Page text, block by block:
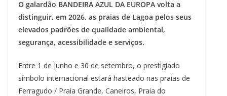
e
b
o
o
k
e
s
k
y
e
a
d
s
t
e
r
e
s
t
k
e
d
I
n
t
s
A
p
p
e
g
r
a
m
i
l
n
t
y
L
i
n
r
e
O galardão BANDEIRA AZUL DA EUROPA volta a
distinguir, em 2026, as praias de Lagoa pelos seus
elevados padrões de qualidade ambiental,
segurança, acessibilidade e serviços.
Entre 1 de junho e 30 de setembro, o prestigiado
símbolo internacional estará hasteado nas praias de
Ferragudo / Praia Grande, Caneiros, Praia do